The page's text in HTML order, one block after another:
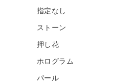
指定なし
ストーン
押し花
ホログラム
パール